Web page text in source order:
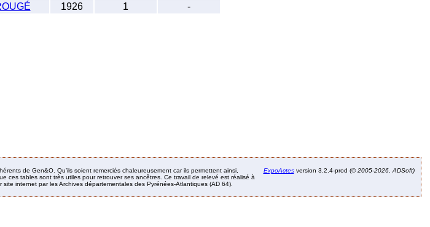
1926 1 -
de Gen&O. Qu’ils soient remerciés chaleureusement car ils permettent ainsi,
ces tables sont très utiles pour retrouver ses ancêtres. Ce travail de relevé est réalisé à
internet par les Archives départementales des Pyrénées-Atlantiques (AD 64).
ExpoActesversion 3.2.4-prod (©2005-2026, ADSoft)